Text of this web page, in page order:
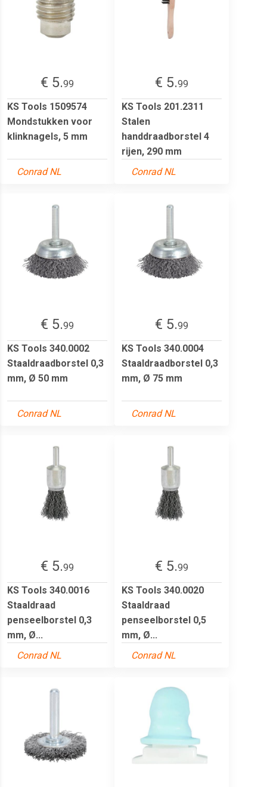
€ 5.99
KS Tools 1509574
Mondstukken voor
klinknagels, 5 mm
Conrad NL
€ 5.99
KS Tools 201.2311
Stalen
handdraadborstel 4
rijen, 290 mm
Conrad NL
€ 5.99
KS Tools 340.0002
Staaldraadborstel 0,3
mm, Ø 50 mm
Conrad NL
€ 5.99
KS Tools 340.0004
Staaldraadborstel 0,3
mm, Ø 75 mm
Conrad NL
€ 5.99
KS Tools 340.0016
Staaldraad
penseelborstel 0,3
mm, Ø...
Conrad NL
€ 5.99
KS Tools 340.0020
Staaldraad
penseelborstel 0,5
mm, Ø...
Conrad NL